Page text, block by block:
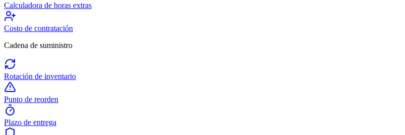
Calculadora de horas extras
Costo de contratación
Cadena de suministro
Rotación de inventario
Punto de reorden
Plazo de entrega